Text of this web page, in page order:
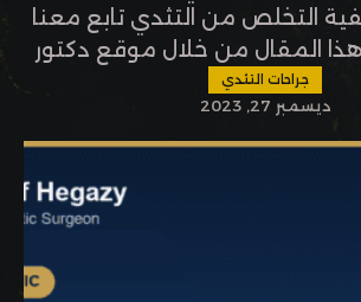
التخلص من التثدي تابع معنا
هذا المقال من خلال موقع دكتور
لمعرفة طرق العلاج المختلفة،
التثدي في مصر، بالإضافة
علاج التثدي. مشكلة التثدي
ومزعجة جداً، وهي …
جراحات التثدي
ديسمبر 27, 2023